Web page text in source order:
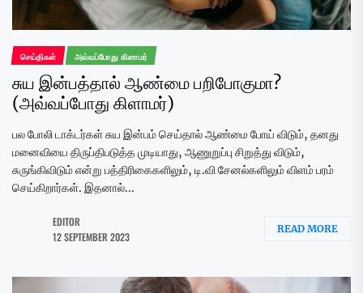
செய்திகள் அவ்வப்போது கிளாமர்
சுய இன்பத்தால் ஆண்மை பறிபோகுமா?
(அவ்வப்போது கிளாமர்)
பல போலி டாக்டர்கள் சுய இன்பம் செய்தால் ஆண்மை போய் விடும், தனது
மனைவியை திருப்திபடுத்த முடியாது, ஆணுறுப்பு சிறுத்து விடும்,
சுருங்கிவிடும் என்று பத்திரிகைகளிலும், டி.வி சேனல்களிலும் விளம் பரம்
செய்கிறார்கள். இதனால்...
EDITOR
12 SEPTEMBER 2023
READ MORE